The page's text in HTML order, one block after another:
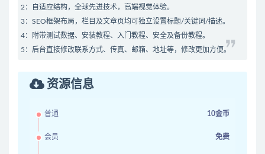
2：自适应结构，全球先进技术，高端视觉体验。
3：SEO框架布局，栏目及文章页均可独立设置标题/关键词/描述。
4：附带测试数据、安装教程、入门教程、安全及备份教程。
5：后台直接修改联系方式、传真、邮箱、地址等，修改更加方便。
资源信息
普通 10金币
会员 免费